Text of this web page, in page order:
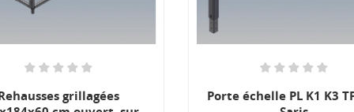
Porte échelle PL K1 K3 TP 150